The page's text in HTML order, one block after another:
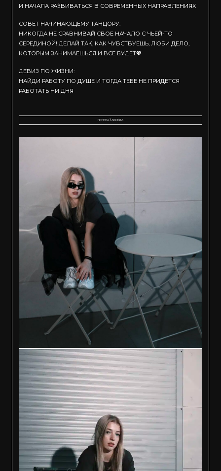
И НАЧАЛА РАЗВИВАТЬСЯ В СОВРЕМЕННЫХ НАПРАВЛЕНИЯХ
СОВЕТ НАЧИНАЮЩЕМУ ТАНЦОРУ:
НИКОГДА НЕ СРАВНИВАЙ СВОЕ НАЧАЛО С ЧЬЕЙ-ТО
СЕРЕДИНОЙ! ДЕЛАЙ ТАК, КАК ЧУВСТВУЕШЬ, ЛЮБИ ДЕЛО,
КОТОРЫМ ЗАНИМАЕШЬСЯ И ВСЕ БУДЕТ💖
ДЕВИЗ ПО ЖИЗНИ:
НАЙДИ РАБОТУ ПО ДУШЕ И ТОГДА ТЕБЕ НЕ ПРИДЕТСЯ
РАБОТАТЬ НИ ДНЯ
ГРУППА ЗАКРЫТА